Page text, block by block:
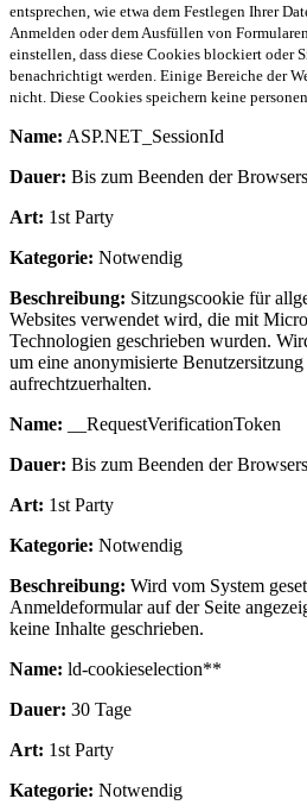
entsprechen, wie etwa dem Festlegen Ihrer
Anmelden oder dem Ausfüllen von
einstellen, dass diese Cookies blockiert oder
benachrichtigt werden. Einige Bereiche der
nicht. Diese Cookies speichern keine
Name: ASP.NET_SessionId
Dauer: Bis zum Beenden der
Art: 1st Party
Kategorie: Notwendig
Beschreibung: Sitzungscookie für
Websites verwendet wird, die mit
Technologien geschrieben wurden.
um eine anonymisierte
aufrechtzuerhalten.
Name: __RequestVerificationToken
Dauer: Bis zum Beenden der
Art: 1st Party
Kategorie: Notwendig
Beschreibung: Wird vom System
Anmeldeformular auf der Seite
keine Inhalte geschrieben.
Name: ld-cookieselection**
Dauer: 30 Tage
Art: 1st Party
Kategorie: Notwendig